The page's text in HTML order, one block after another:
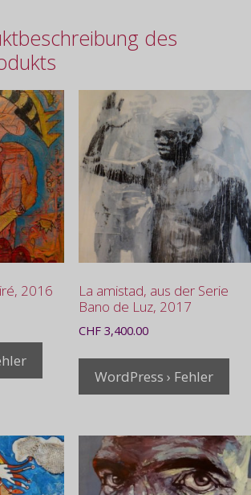
des
2016
La amistad, aus der Serie
Bano de Luz, 2017
CHF3,400.00
WordPress › Fehler